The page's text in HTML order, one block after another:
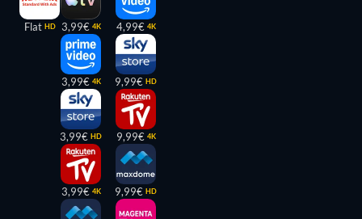
Flat HD 3,99€ 4K
3,99€ 4K
3,99€ HD
3,99€ 4K
4,99€ 4K
9,99€ HD
9,99€ 4K
9,99€ HD